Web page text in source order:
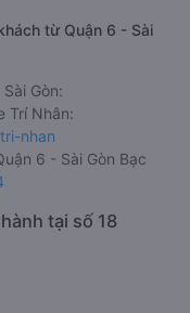
từ Quận 6 - Sài
Gòn:
Trí Nhân:
nhan
6 - Sài Gòn Bạc
tại số 18